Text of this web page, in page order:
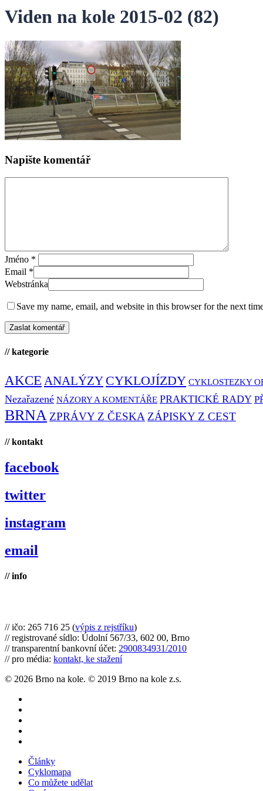
Viden na kole 2015-02 (82)
Napište komentář
Jméno *
Email *
Webstránka
Save my name, email, and website in this browser for the next
// kategorie
AKCE ANALÝZY CYKLOJÍZDY CYKLOSTEZKY
Nezařazené NÁZORY A KOMENTÁŘE PRAKTICKÉ RADY
BRNA ZPRÁVY Z ČESKA ZÁPISKY Z CEST
// kontakt
facebook
twitter
instagram
email
// info
// ičo: 265 716 25 (výpis z rejstříku)
// registrované sídlo: Údolní 567/33, 602 00, Brno
// transparentní bankovní účet: 2900834931/2010
// pro média: kontakt, ke stažení
© 2026 Brno na kole. © 2019 Brno na kole z.s.
Close
Menu
Články
Cyklomapa
Co můžete udělat